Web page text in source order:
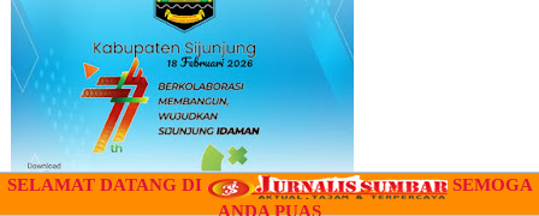
SELAMAT DATANG DI
SEMOGA
ANDA PUAS